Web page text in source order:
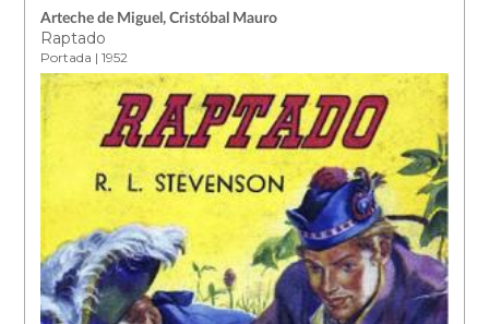
Arteche de Miguel, Cristóbal Mauro
Raptado
Portada | 1952